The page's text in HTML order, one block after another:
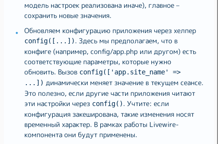
модель настроек реализована иначе), главное –
сохранить новые значения.
Обновляем конфигурацию приложения через хелпер
config([...]). Здесь мы предполагаем, что в
конфиге (например, config/app.php или другом) есть
соответствующие параметры, которые нужно
обновить. Вызов config(['app.site_name' =>
...]) динамически меняет значение в текущем сеансе.
Это полезно, если другие части приложения читают
эти настройки через config(). Учтите: если
конфигурация закеширована, такие изменения носят
временный характер. В рамках работы Livewire-
компонента они будут применены.